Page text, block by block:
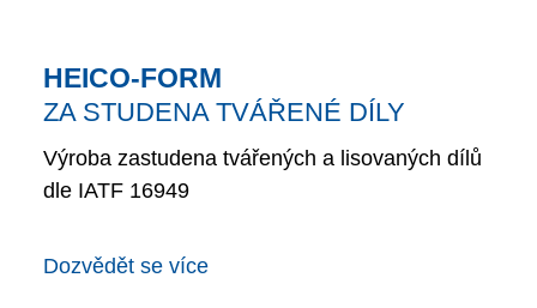
HEICO-FORM
ZA STUDENA TVÁŘENÉ DÍLY
Výroba zastudena tvářených a lisovaných dílů
dle IATF 16949
Dozvědět se více